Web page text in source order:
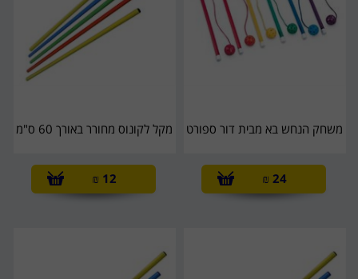
משחק הנחש בא מבית דור ספורט
24
₪
מקל לקונוס מחורר באורך 60 ס"מ
12
₪